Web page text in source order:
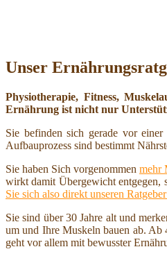
Unser
Physiotherapie, Fitness,
Ernährung ist nicht nur
Sie befinden sich gerade vor
Aufbauprozess sind bestimmt
Sie haben Sich vorgenommen mehr
wirkt damit Übergewicht entgegen,
Sie sich also direkt unseren
Sie sind über 30 Jahre alt und
um und Ihre Muskeln bauen ab. Ab
geht vor allem mit bewusster